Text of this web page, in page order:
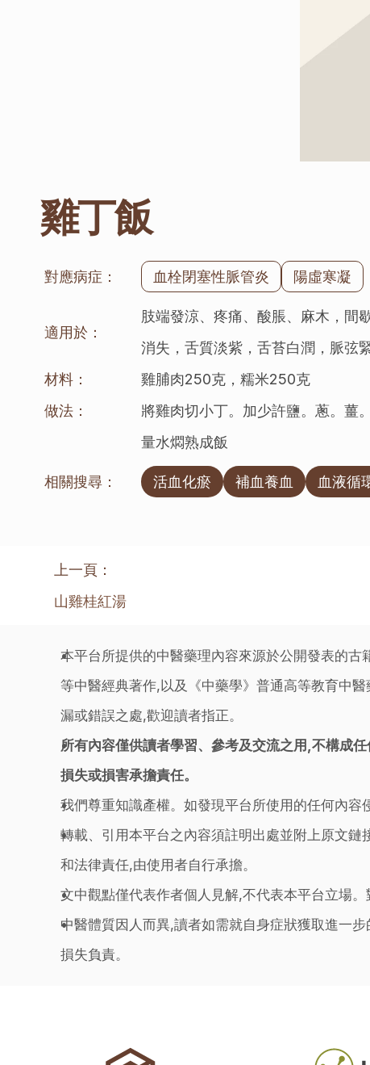
雞丁飯
對應病症： 血栓閉塞性脈管炎 陽虛寒凝
適用於：
肢端發涼、疼痛、酸脹、麻木，間
消失，舌質淡紫，舌苔白潤，脈弦緊
材料：
雞脯肉250克，糯米250克
做法：
將雞肉切小丁。加少許鹽。蔥。薑
量水燜熟成飯
相關搜尋： 活血化瘀 補血養血 血液循
上一頁：
山雞桂紅湯
本平台所提供的中醫藥理內容來源於公開發表的古
等中醫經典著作,以及《中藥學》普通高等教育中
漏或錯誤之處,歡迎讀者指正。
所有內容僅供讀者學習、參考及交流之用,不構成
損失或損害承擔責任。
我們尊重知識產權。如發現平台所使用的任何內容
轉載、引用本平台之內容須註明出處並附上原文
和法律責任,由使用者自行承擔。
文中觀點僅代表作者個人見解,不代表本平台立場
中醫體質因人而異,讀者如需就自身症狀獲取進一
損失負責。